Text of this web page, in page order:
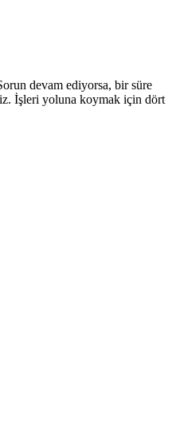
devam ediyorsa, bir süre
İşleri yoluna koymak için dört